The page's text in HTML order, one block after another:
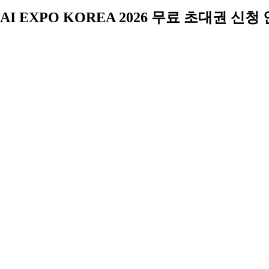
AI EXPO KOREA 2026 무료 초대권 신청